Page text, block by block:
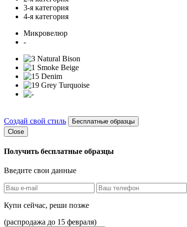
3-я категория
4-я категория
Микровелюр
-
Создай свой стиль
Бесплатные образцы
Close
Получить бесплатные образцы
Введите свои данные
Купи сейчас, реши позже
(распродажа до 15 февраля)